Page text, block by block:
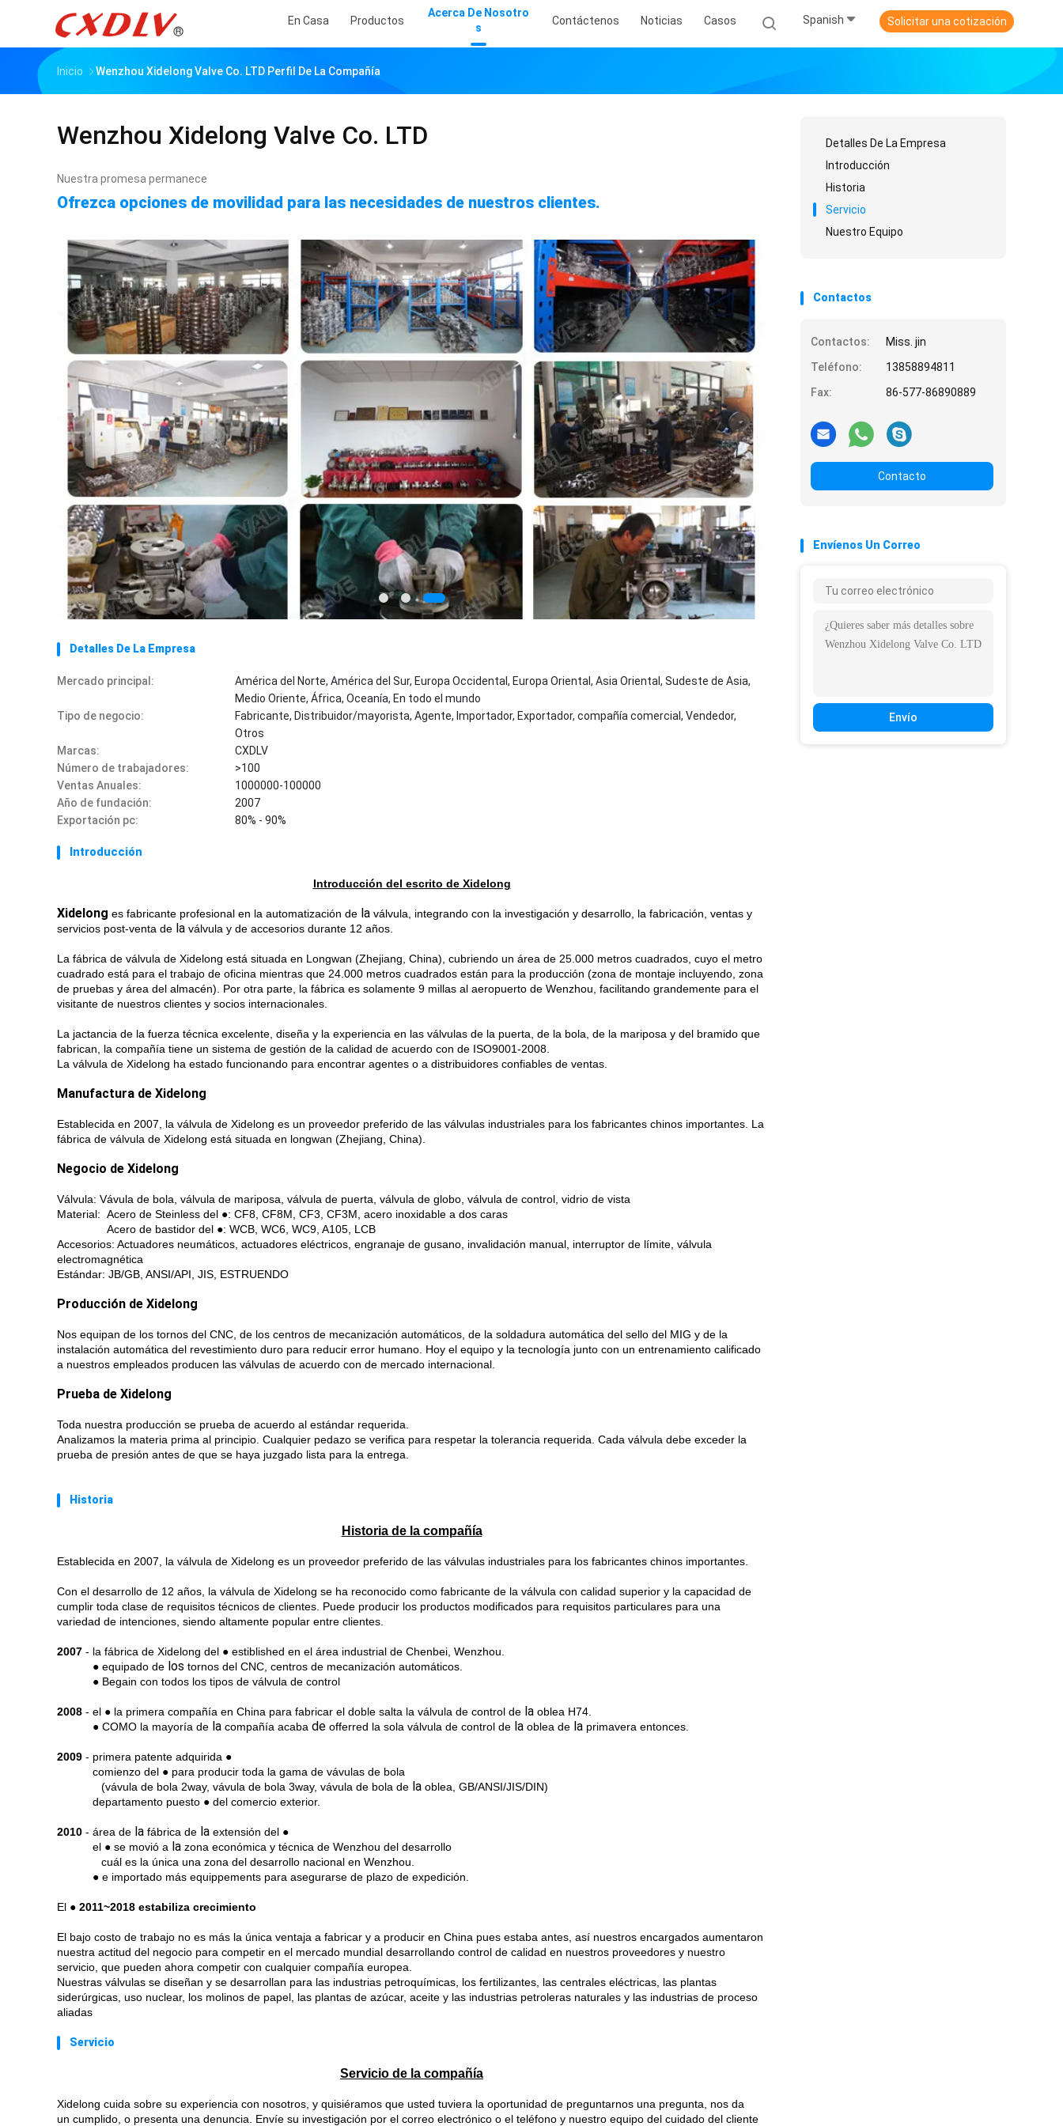
En Casa Productos
Acerca De Nosotro
S
Contáctenos Noticias Casos Spanish Solicitar una cotización
Inicio Wenzhou Xidelong Valve Co. LTD Perfil De La Compañía
Wenzhou Xidelong Valve Co. LTD
Nuestra promesa permanece
Ofrezca opciones de movilidad para las necesidades de nuestros clientes.
Detalles De La Empresa
Mercado principal:
América del Norte, América del Sur, Europa Occidental, Europa Oriental, Asia Oriental, Sudeste de Asia,
Medio Oriente, África, Oceanía, En todo el mundo
Tipo de negocio:
Fabricante, Distribuidor/mayorista, Agente, Importador, Exportador, compañía comercial, Vendedor,
Otros
Marcas:
CXDLV
Número de trabajadores:
>100
Ventas Anuales:
1000000-100000
Año de fundación:
2007
Exportación pc:
80% - 90%
Introducción
Introducción del escrito de Xidelong
Xidelong es fabricante profesional en la automatización de la válvula, integrando con la investigación y desarrollo, la fabricación, ventas y
servicios post-venta de la válvula y de accesorios durante 12 años.
La fábrica de válvula de Xidelong está situada en Longwan (Zhejiang, China), cubriendo un área de 25.000 metros cuadrados, cuyo el metro
cuadrado está para el trabajo de oficina mientras que 24.000 metros cuadrados están para la producción (zona de montaje incluyendo, zona
de pruebas y área del almacén). Por otra parte, la fábrica es solamente 9 millas al aeropuerto de Wenzhou, facilitando grandemente para el
visitante de nuestros clientes y socios internacionales.
La jactancia de la fuerza técnica excelente, diseña y la experiencia en las válvulas de la puerta, de la bola, de la mariposa y del bramido que
fabrican, la compañía tiene un sistema de gestión de la calidad de acuerdo con de ISO9001-2008.
La válvula de Xidelong ha estado funcionando para encontrar agentes o a distribuidores confiables de ventas.
Manufactura de Xidelong
Establecida en 2007, la válvula de Xidelong es un proveedor preferido de las válvulas industriales para los fabricantes chinos importantes. La
fábrica de válvula de Xidelong está situada en longwan (Zhejiang, China).
Negocio de Xidelong
Válvula: Vávula de bola, válvula de mariposa, válvula de puerta, válvula de globo, válvula de control, vidrio de vista
Material: Acero de Steinless del ●: CF8, CF8M, CF3, CF3M, acero inoxidable a dos caras
Acero de bastidor del ●: WCB, WC6, WC9, A105, LCB
Accesorios: Actuadores neumáticos, actuadores eléctricos, engranaje de gusano, invalidación manual, interruptor de límite, válvula
electromagnética
Estándar: JB/GB, ANSI/API, JIS, ESTRUENDO
Producción de Xidelong
Nos equipan de los tornos del CNC, de los centros de mecanización automáticos, de la soldadura automática del sello del MIG y de la
instalación automática del revestimiento duro para reducir error humano. Hoy el equipo y la tecnología junto con un entrenamiento calificado
a nuestros empleados producen las válvulas de acuerdo con de mercado internacional.
Prueba de Xidelong
Toda nuestra producción se prueba de acuerdo al estándar requerida.
Analizamos la materia prima al principio. Cualquier pedazo se verifica para respetar la tolerancia requerida. Cada válvula debe exceder la
prueba de presión antes de que se haya juzgado lista para la entrega.
Historia
Historia de la compañía
Establecida en 2007, la válvula de Xidelong es un proveedor preferido de las válvulas industriales para los fabricantes chinos importantes.
Con el desarrollo de 12 años, la válvula de Xidelong se ha reconocido como fabricante de la válvula con calidad superior y la capacidad de
cumplir toda clase de requisitos técnicos de clientes. Puede producir los productos modificados para requisitos particulares para una
variedad de intenciones, siendo altamente popular entre clientes.
2007 - la fábrica de Xidelong del ● estiblished en el área industrial de Chenbei, Wenzhou.
● equipado de los tornos del CNC, centros de mecanización automáticos.
● Begain con todos los tipos de válvula de control
2008 - el ● la primera compañía en China para fabricar el doble salta la válvula de control de la oblea H74.
● COMO la mayoría de la compañía acaba de offerred la sola válvula de control de la oblea de la primavera entonces.
2009 - primera patente adquirida ●
comienzo del ● para producir toda la gama de vávulas de bola
(vávula de bola 2way, vávula de bola 3way, vávula de bola de la oblea, GB/ANSI/JIS/DIN)
departamento puesto ● del comercio exterior.
2010 - área de la fábrica de la extensión del ●
el ● se movió a la zona económica y técnica de Wenzhou del desarrollo
cuál es la única una zona del desarrollo nacional en Wenzhou.
● e importado más equippements para asegurarse de plazo de expedición.
El ● 2011~2018 estabiliza crecimiento
El bajo costo de trabajo no es más la única ventaja a fabricar y a producir en China pues estaba antes, así nuestros encargados aumentaron
nuestra actitud del negocio para competir en el mercado mundial desarrollando control de calidad en nuestros proveedores y nuestro
servicio, que pueden ahora competir con cualquier compañía europea.
Nuestras válvulas se diseñan y se desarrollan para las industrias petroquímicas, los fertilizantes, las centrales eléctricas, las plantas
siderúrgicas, uso nuclear, los molinos de papel, las plantas de azúcar, aceite y las industrias petroleras naturales y las industrias de proceso
aliadas
Servicio
Servicio de la compañía
Xidelong cuida sobre su experiencia con nosotros, y quisiéramos que usted tuviera la oportunidad de preguntarnos una pregunta, nos da
un cumplido, o presenta una denuncia. Envíe su investigación por el correo electrónico o el teléfono y nuestro equipo del cuidado del cliente
Detalles De La Empresa
Introducción
Historia
Servicio
Nuestro Equipo
Contactos
Contactos:
Miss. jin
Teléfono:
13858894811
Fax:
86-577-86890889
Contacto
Envíenos Un Correo
Envío